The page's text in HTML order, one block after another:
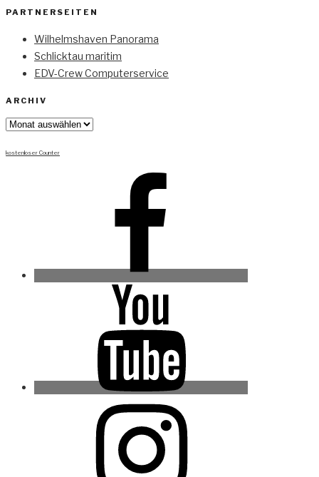
PARTNERSEITEN
Wilhelmshaven Panorama
Schlicktau maritim
EDV-Crew Computerservice
ARCHIV
Archiv
kostenloser Counter